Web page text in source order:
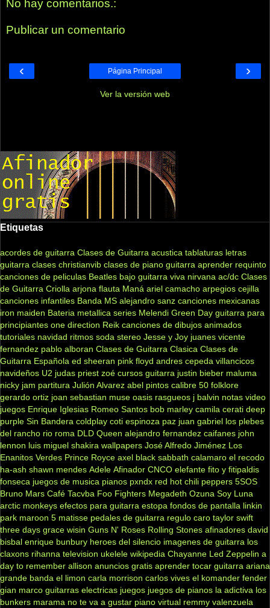
No hay comentarios.:
Publicar un comentario
‹ ›
Página Principal
Ver la versión web
Etiquetas
acordes de guitarra Clases de Guitarra acustica tablaturas letras
guitarra clases christianvib clases de piano guitarra aprender requinto
canciones de peliculas Beatles bajo guitarra viva nirvana ac/dc Clases
de Guitarra Criolla arjona flauta Maná ariel camacho arpegios cejilla
canciones infantiles Banda MS alejandro sanz canciones mexicanas
iron maiden Bateria metallica series Melendi Green Day guitarra para
principiantes one direction Reik canciones de dibujos animados
tutoriales navidad ritmos soda stereo Jesse y Joy juanes vicente
fernandez pablo alboran Clases de Guitarra Clasica Clases de
Guitarra Española ed sheeran pink floyd andres cepeda villancicos
navideños U2 judas priest zoé cursos guitarra justin bieber maluma
nicky jam partitura Julión Alvarez abel pintos calibre 50 folklore
gerardo ortiz joan sebastian muse oasis rasgueos j balvin notas video
juegos Enrique Iglesias Romeo Santos bob marley camila cerati deep
purple Sin Bandera coldplay coti espinoza paz juan gabriel los plebes
del rancho rio roma DLD Queen alejandro fernandez caifanes john
lennon luis miguel shakira wallpapers José Alfredo Jiménez Los
Enanitos Verdes Prince Royce axel black sabbath calamaro el recodo
ha-ash shawn mendes Adele Afinador CNCO elefante fito y fitipaldis
fonseca juegos de musica pianos pxndx red hot chili peppers 5SOS
Bruno Mars Café Tacvba Foo Fighters Megadeth Ozuna Soy Luna
arctic monkeys efectos para guitarra estopa fondos de pantalla linkin
park maroon 5 matisse pedales de guitarra regulo caro taylor swift
three days grace wisin Guns N' Roses Rolling Stones afinadores david
bisbal enrique bunbury heroes del silencio imagenes de guitarra los
claxons rihanna television ukelele wikipedia Chayanne Led Zeppelin a
day to remember allison anuncios gratis aprender tocar guitarra ariana
grande banda el limon carla morrison carlos vives el komander fender
gian marco guitarras electricas juegos juegos de pianos la adictiva los
bunkers marama no te va a gustar piano virtual remmy valenzuela